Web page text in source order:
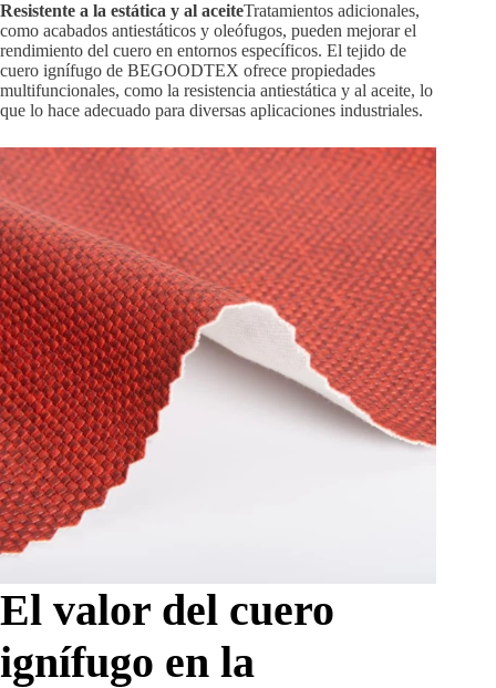
Resistente a la estática y al aceiteTratamientos adicionales,
como acabados antiestáticos y oleófugos, pueden mejorar el
rendimiento del cuero en entornos específicos. El tejido de
cuero ignífugo de BEGOODTEX ofrece propiedades
multifuncionales, como la resistencia antiestática y al aceite, lo
que lo hace adecuado para diversas aplicaciones industriales.
El valor del cuero
ignífugo en la